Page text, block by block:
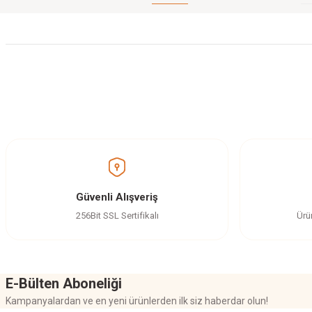
Ürün açıklamasında eksik bilgiler bulunuyor.
Güvenli Alışveriş
256Bit SSL Sertifikalı
E-Bülten Aboneliği
Kampanyalardan ve en yeni ürünlerden ilk siz haberdar olun!